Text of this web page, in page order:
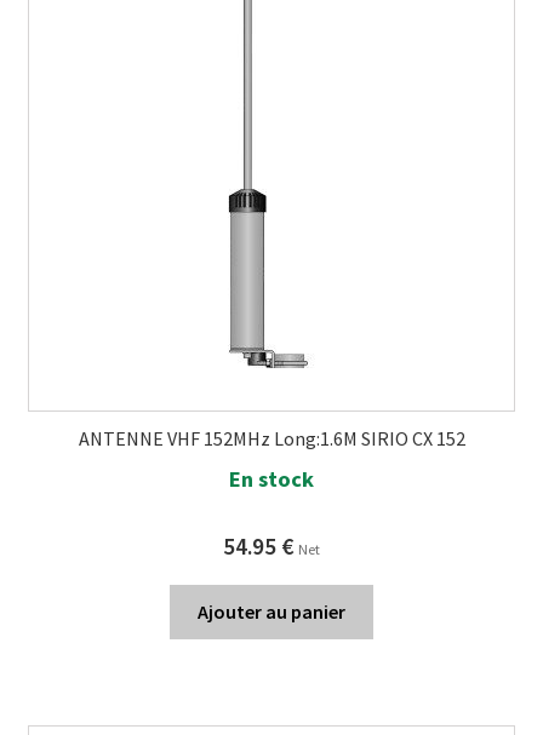
ANTENNE VHF 152MHz Long:1.6M SIRIO CX 152
En stock
54.95 € Net
Ajouter au panier